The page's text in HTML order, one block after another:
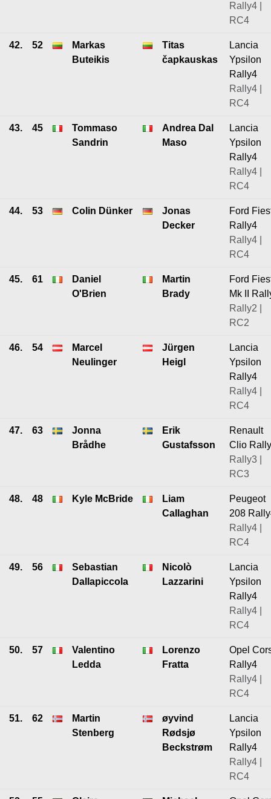
Rally4 |
RC4
42. 52
Markas
Buteikis
Titas
čapkauskas
Lancia
Ypsilon
Rally4
Rally4 |
RC4
43. 45
Tommaso
Sandrin
Andrea Dal
Maso
Lancia
Ypsilon
Rally4
Rally4 |
RC4
44. 53 Colin Dünker
Jonas
Decker
Ford
Rally4
Rally4 |
RC4
45. 61
Daniel
O'Brien
Martin
Brady
Ford
Mk II
Rally2 |
RC2
46. 54
Marcel
Neulinger
Jürgen
Heigl
Lancia
Ypsilon
Rally4
Rally4 |
RC4
47. 63
Jonna
Brådhe
Erik
Gustafsson
Renault
Clio
Rally3 |
RC3
48. 48 Kyle McBride
Liam
Callaghan
Peugeot
208
Rally4 |
RC4
49. 56
Sebastian
Dallapiccola
Nicolò
Lazzarini
Lancia
Ypsilon
Rally4
Rally4 |
RC4
50. 57
Valentino
Ledda
Lorenzo
Fratta
Opel
Rally4
Rally4 |
RC4
51. 62
Martin
Stenberg
øyvind
Rødsjø
Beckstrøm
Lancia
Ypsilon
Rally4
Rally4 |
RC4